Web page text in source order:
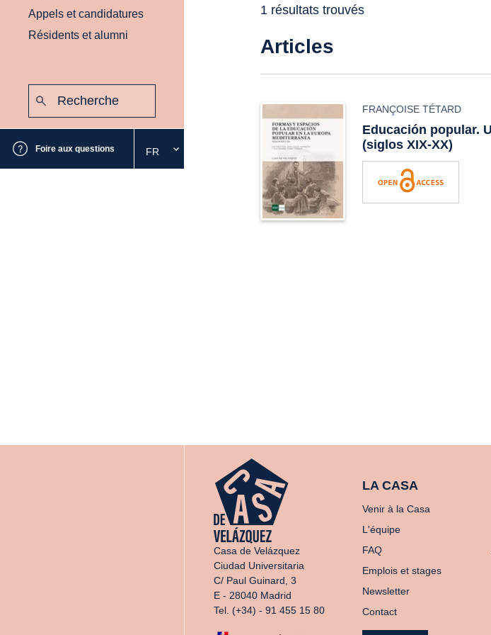
Appels et candidatures
Résidents et alumni
Foire aux questions
Sélectionnez
la
FR
1 résultats trouvés
Articles
FRANÇOISE TÉTARD
Educación popular.
(siglos XIX-XX)
Casa de Velázquez
Ciudad Universitaria
C/ Paul Guinard, 3
E - 28040 Madrid
Tel. (+34) - 91 455 15 80
LA CASA
Venir à la Casa
L'équipe
FAQ
Emplois et stages
Newsletter
Contact